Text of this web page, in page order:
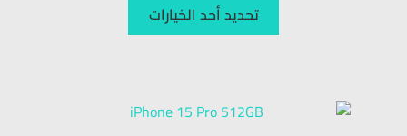
تحديد أحد الخيارات